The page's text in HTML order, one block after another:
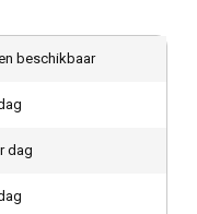
beschikbaar
dag